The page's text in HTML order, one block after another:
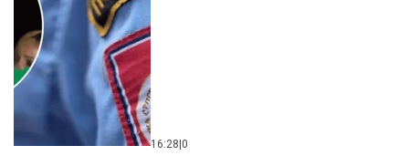
16:28 0